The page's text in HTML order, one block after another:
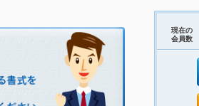
現在の
会員数